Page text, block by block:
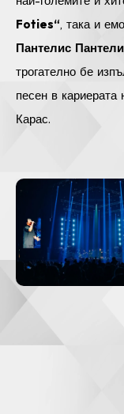
Foties“, така и
Пантелис
трогателно бе
песен в кариерата
Карас.